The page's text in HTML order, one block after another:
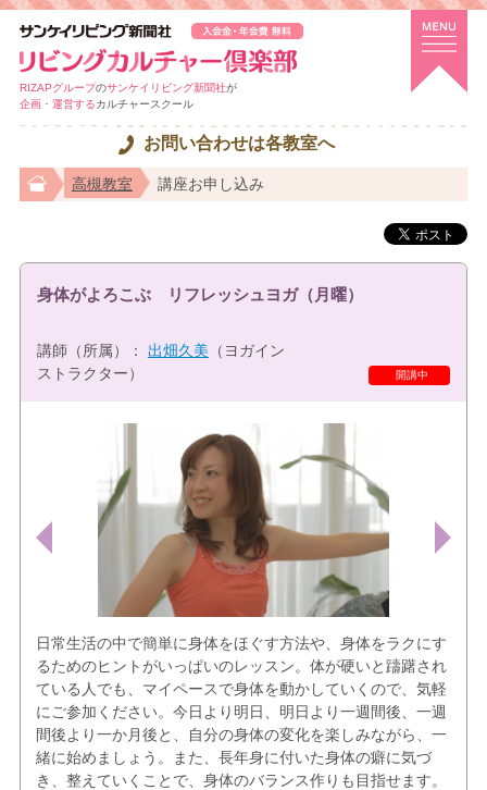
RIZAPグループのサンケイリビング新聞社が
企画・運営するカルチャースクール
お問い合わせは各教室へ
高槻教室 講座お申し込み
開講中
身体がよろこぶ リフレッシュヨガ（月曜）
講師（所属）： 出畑久美 （ヨガイン
ストラクター）
日常生活の中で簡単に身体をほぐす方法や、身体をラクにす
るためのヒントがいっぱいのレッスン。体が硬いと躊躇され
ている人でも、マイペースで身体を動かしていくので、気軽
にご参加ください。今日より明日、明日より一週間後、一週
間後より一か月後と、自分の身体の変化を楽しみながら、一
緒に始めましょう。また、長年身に付いた身体の癖に気づ
き、整えていくことで、身体のバランス作りも目指せます。